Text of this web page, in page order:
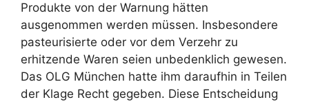
Produkte von der Warnung hätten
ausgenommen werden müssen. Insbesondere
pasteurisierte oder vor dem Verzehr zu
erhitzende Waren seien unbedenklich gewesen.
Das OLG München hatte ihm daraufhin in Teilen
der Klage Recht gegeben. Diese Entscheidung